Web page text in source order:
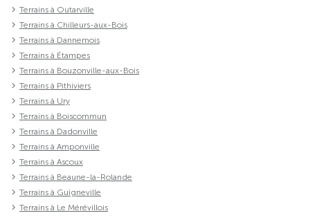
Terrains à Outarville
Terrains à Chilleurs-aux-Bois
Terrains à Dannemois
Terrains à Étampes
Terrains à Bouzonville-aux-Bois
Terrains à Pithiviers
Terrains à Ury
Terrains à Boiscommun
Terrains à Dadonville
Terrains à Amponville
Terrains à Ascoux
Terrains à Beaune-la-Rolande
Terrains à Guigneville
Terrains à Le Mérévillois